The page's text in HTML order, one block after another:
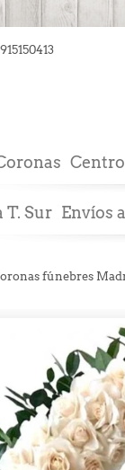
915150413
T. Sur Envíos
fúnebres